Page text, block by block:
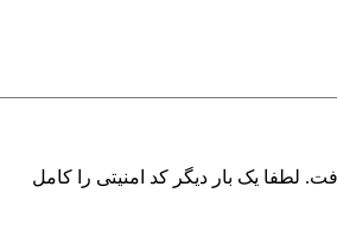
لطفا یک بار دیگر کد امنیتی را کامل